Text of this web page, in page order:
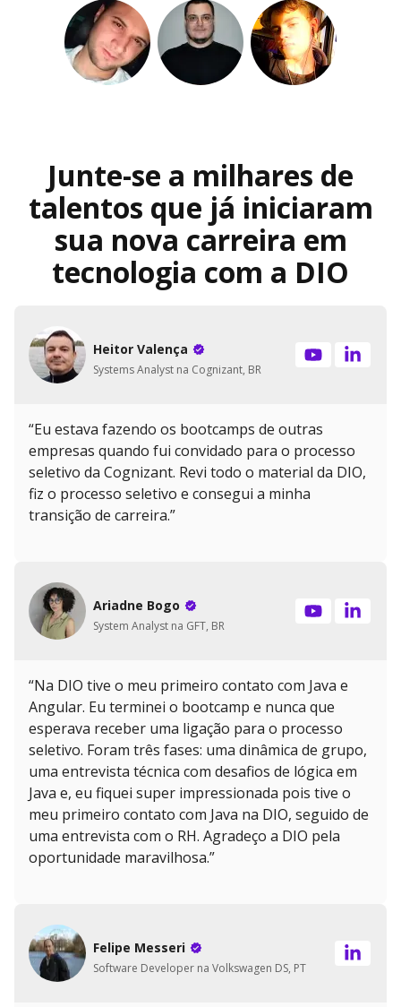
Junte-se a milhares de
talentos que já iniciaram
sua nova carreira em
tecnologia com a DIO
Heitor Valença
Systems Analyst na Cognizant, BR
“Eu estava fazendo os bootcamps de outras
empresas quando fui convidado para o processo
seletivo da Cognizant. Revi todo o material da DIO,
fiz o processo seletivo e consegui a minha
transição de carreira.”
Ariadne Bogo
System Analyst na GFT, BR
“Na DIO tive o meu primeiro contato com Java e
Angular. Eu terminei o bootcamp e nunca que
esperava receber uma ligação para o processo
seletivo. Foram três fases: uma dinâmica de grupo,
uma entrevista técnica com desafios de lógica em
Java e, eu fiquei super impressionada pois tive o
meu primeiro contato com Java na DIO, seguido de
uma entrevista com o RH. Agradeço a DIO pela
oportunidade maravilhosa.”
Felipe Messeri
Software Developer na Volkswagen DS, PT